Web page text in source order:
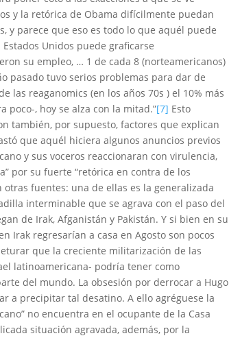
y la retórica de Obama difícilmente puedan
y parece que eso es todo lo que aquél puede
Unidos puede graficarse
su empleo, … 1 de cada 8 (norteamericanos)
pasado tuvo serios problemas para dar de
las reaganomics (en los años 70s ) el 10% más
, hoy se alza con la mitad.”[7] Esto
también, por supuesto, factores que explican
que aquél hiciera algunos anuncios previos
y sus voceros reaccionaran con virulencia,
por su fuerte “retórica en contra de los
fuentes: una de ellas es la generalizada
interminable que se agrava con el paso del
de Irak, Afganistán y Pakistán. Y si bien en su
Irak regresarían a casa en Agosto son pocos
que la creciente militarización de las
latinoamericana- podría tener como
del mundo. La obsesión por derrocar a Hugo
a precipitar tal desatino. A ello agréguese la
no encuentra en el ocupante de la Casa
situación agravada, además, por la